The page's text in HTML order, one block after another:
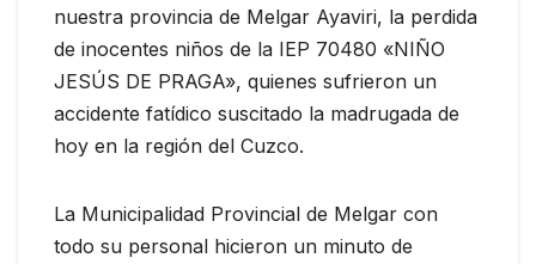
nuestra provincia de Melgar Ayaviri, la perdida
de inocentes niños de la IEP 70480 «NIÑO
JESÚS DE PRAGA», quienes sufrieron un
accidente fatídico suscitado la madrugada de
hoy en la región del Cuzco.
La Municipalidad Provincial de Melgar con
todo su personal hicieron un minuto de